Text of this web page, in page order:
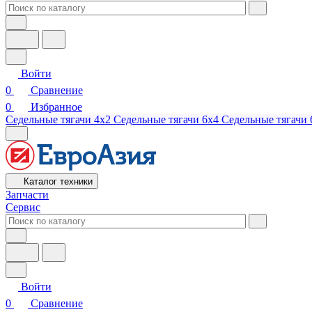
Войти
0
Сравнение
0
Избранное
Седельные тягачи 4х2 Седельные тягачи 6х4 Седельные тягачи
Каталог техники
Запчасти
Сервис
Войти
0
Сравнение